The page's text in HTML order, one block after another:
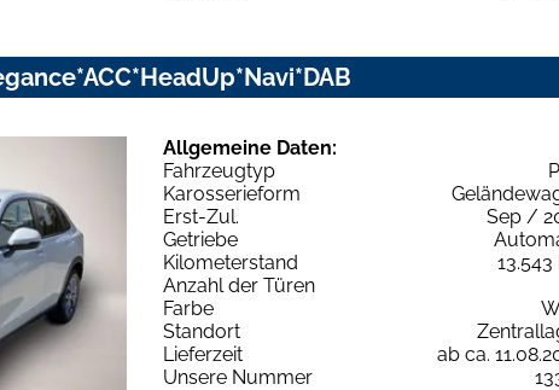
Allgemeine Daten:
Fahrzeugtyp
Karosserieform
Erst-Zul.
Sep /
Getriebe
Kilometerstand
13.543
Anzahl der Türen
Farbe
Standort
Lieferzeit
ab ca.
Unsere Nummer